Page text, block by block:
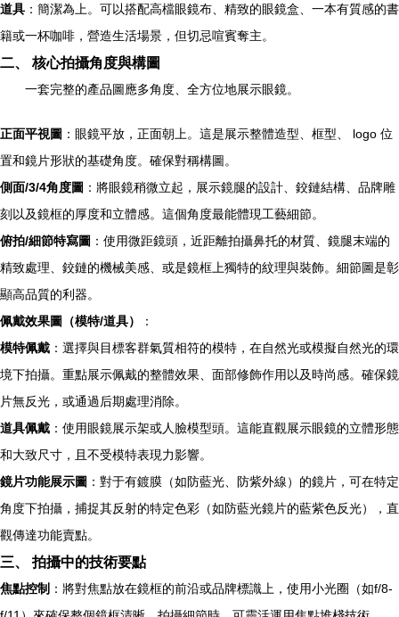
道具 ：簡潔為上。可以搭配高檔眼鏡布、精致的眼鏡盒、一本有質感的書
籍或一杯咖啡，營造生活場景，但切忌喧賓奪主。
二、 核心拍攝角度與構圖
一套完整的產品圖應多角度、全方位地展示眼鏡。
正面平視圖 ：眼鏡平放，正面朝上。這是展示整體造型、框型、 logo 位
置和鏡片形狀的基礎角度。確保對稱構圖。
側面/3/4角度圖 ：將眼鏡稍微立起，展示鏡腿的設計、鉸鏈結構、品牌雕
刻以及鏡框的厚度和立體感。這個角度最能體現工藝細節。
俯拍/細節特寫圖 ：使用微距鏡頭，近距離拍攝鼻托的材質、鏡腿末端的
精致處理、鉸鏈的機械美感、或是鏡框上獨特的紋理與裝飾。細節圖是彰
顯高品質的利器。
佩戴效果圖（模特/道具）
：
模特佩戴 ：選擇與目標客群氣質相符的模特，在自然光或模擬自然光的環
境下拍攝。重點展示佩戴的整體效果、面部修飾作用以及時尚感。確保鏡
片無反光，或通過后期處理消除。
道具佩戴 ：使用眼鏡展示架或人臉模型頭。這能直觀展示眼鏡的立體形態
和大致尺寸，且不受模特表現力影響。
鏡片功能展示圖 ：對于有鍍膜（如防藍光、防紫外線）的鏡片，可在特定
角度下拍攝，捕捉其反射的特定色彩（如防藍光鏡片的藍紫色反光），直
觀傳達功能賣點。
三、 拍攝中的技術要點
焦點控制 ：將對焦點放在鏡框的前沿或品牌標識上，使用小光圈（如f/8-